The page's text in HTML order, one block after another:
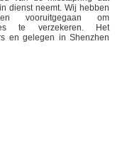
dienst neemt. Wij hebben
vooruitgegaan om
te verzekeren. Het
en gelegen in Shenzhen